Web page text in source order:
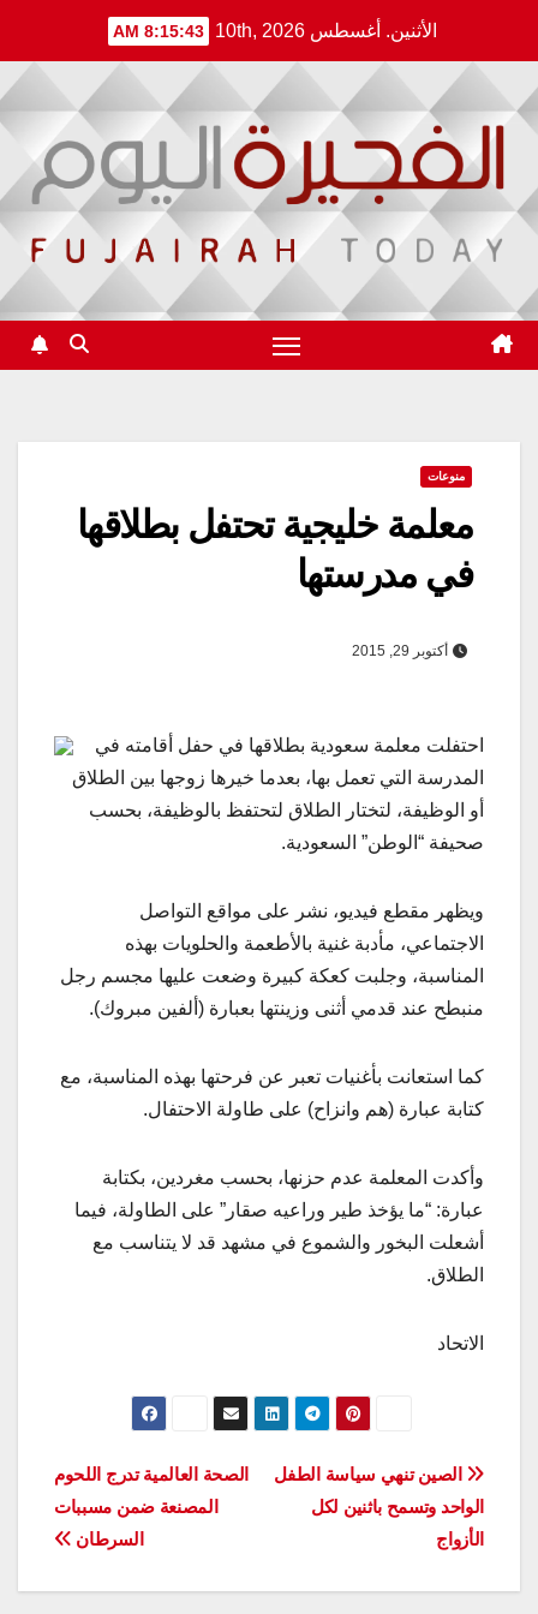
content
الأثنين. أغسطس 10th, 2026 8:15:44 AM
منوعات
معلمة خليجية تحتفل بطلاقها
في مدرستها
أكتوبر 29, 2015
احتفلت معلمة سعودية بطلاقها في حفل أقامته في
المدرسة التي تعمل بها، بعدما خيرها زوجها بين الطلاق
أو الوظيفة، لتختار الطلاق لتحتفظ بالوظيفة، بحسب
صحيفة “الوطن” السعودية.​
ويظهر مقطع فيديو، نشر على مواقع التواصل
الاجتماعي، مأدبة غنية بالأطعمة والحلويات بهذه
المناسبة، وجلبت كعكة كبيرة وضعت عليها مجسم رجل
منبطح عند قدمي أثنى وزينتها بعبارة (ألفين مبروك).
كما استعانت بأغنيات تعبر عن فرحتها بهذه المناسبة، مع
كتابة عبارة (هم وانزاح) على طاولة الاحتفال.
وأكدت المعلمة عدم حزنها، بحسب مغردين، بكتابة
عبارة: “ما يؤخذ طير وراعيه صقار” على الطاولة، فيما
أشعلت البخور والشموع في مشهد قد لا يتناسب مع
الطلاق.
الاتحاد
تصفّح
المقالات
الصحة العالمية تدرج اللحوم
المصنعة ضمن مسببات
السرطان
الصين تنهي سياسة الطفل
الواحد وتسمح باثنين لكل
الأزواج